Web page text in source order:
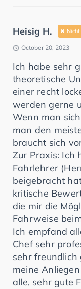
Heisig H.
October 20, 2023
Ich habe sehr
theoretische
einer recht
werden gerne
Wenn man
man den
braucht sich
Zur Praxis: Ich
Fahrlehrer
beigebracht
kritische
die mir die
Fahrweise
Ich empfand
Chef sehr
sehr
meine
alle, sehr gute